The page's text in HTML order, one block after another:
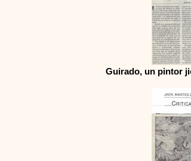
Guirado, un pintor